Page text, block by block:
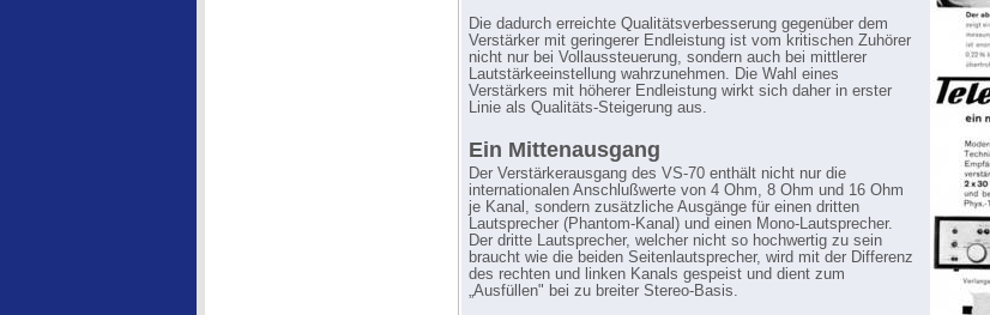
Die dadurch erreichte Qualitätsverbesserung gegenüber dem
Verstärker mit geringerer Endleistung ist vom kritischen Zuhörer
nicht nur bei Vollaussteuerung, sondern auch bei mittlerer
Lautstärkeeinstellung wahrzunehmen. Die Wahl eines
Verstärkers mit höherer Endleistung wirkt sich daher in erster
Linie als Qualitäts-Steigerung aus.
Ein Mittenausgang
Der Verstärkerausgang des VS-70 enthält nicht nur die
internationalen Anschlußwerte von 4 Ohm, 8 Ohm und 16 Ohm
je Kanal, sondern zusätzliche Ausgänge für einen dritten
Lautsprecher (Phantom-Kanal) und einen Mono-Lautsprecher.
Der dritte Lautsprecher, welcher nicht so hochwertig zu sein
braucht wie die beiden Seitenlautsprecher, wird mit der Differenz
des rechten und linken Kanals gespeist und dient zum
„Ausfüllen" bei zu breiter Stereo-Basis.